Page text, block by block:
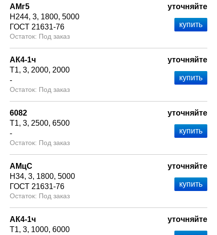
АМг5
Н244 3 1800 5000
ГОСТ 21631-76
Под заказ
уточняйте
АК4-1ч
Т1 3 2000 2000
-
Под заказ
уточняйте
6082
Т1 3 2500 6500
-
Под заказ
уточняйте
АМцС
Н34 3 1800 5000
ГОСТ 21631-76
Под заказ
уточняйте
АК4-1ч
Т1 3 1000 6000
уточняйте